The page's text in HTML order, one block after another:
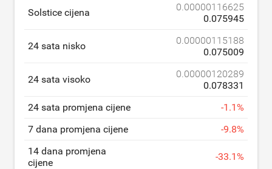
Solstice cijena
0.00000116625
0.075945
24 sata nisko
0.00000115188
0.075009
24 sata visoko
0.00000120289
0.078331
24 sata promjena cijene
-1.1%
7 dana promjena cijene
-9.8%
14 dana promjena
cijene
-33.1%